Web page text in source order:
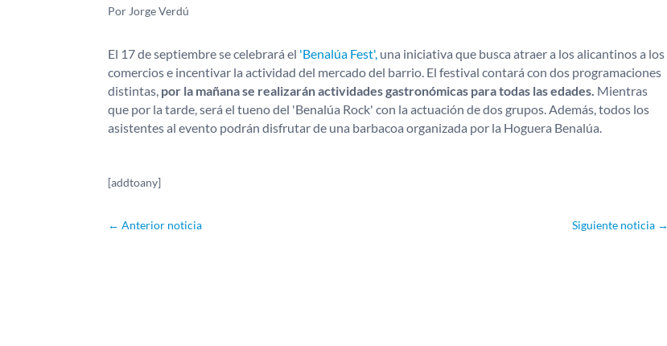
Por Jorge Verdú
El 17 de septiembre se celebrará el 'Benalúa Fest', una iniciativa que busca atraer a los alicantinos a los
comercios e incentivar la actividad del mercado del barrio. El festival contará con dos programaciones
distintas, por la mañana se realizarán actividades gastronómicas para todas las edades. Mientras
que por la tarde, será el tueno del 'Benalúa Rock' con la actuación de dos grupos. Además, todos los
asistentes al evento podrán disfrutar de una barbacoa organizada por la Hoguera Benalúa.
[addtoany]
←Anterior noticia Siguiente noticia →